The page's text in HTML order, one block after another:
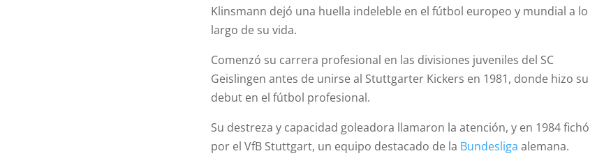
Klinsmann dejó una huella indeleble en el fútbol europeo y mundial a lo
largo de su vida.
Comenzó su carrera profesional en las divisiones juveniles del SC
Geislingen antes de unirse al Stuttgarter Kickers en 1981, donde hizo su
debut en el fútbol profesional.
Su destreza y capacidad goleadora llamaron la atención, y en 1984 fichó
por el VfB Stuttgart, un equipo destacado de la Bundesliga alemana.